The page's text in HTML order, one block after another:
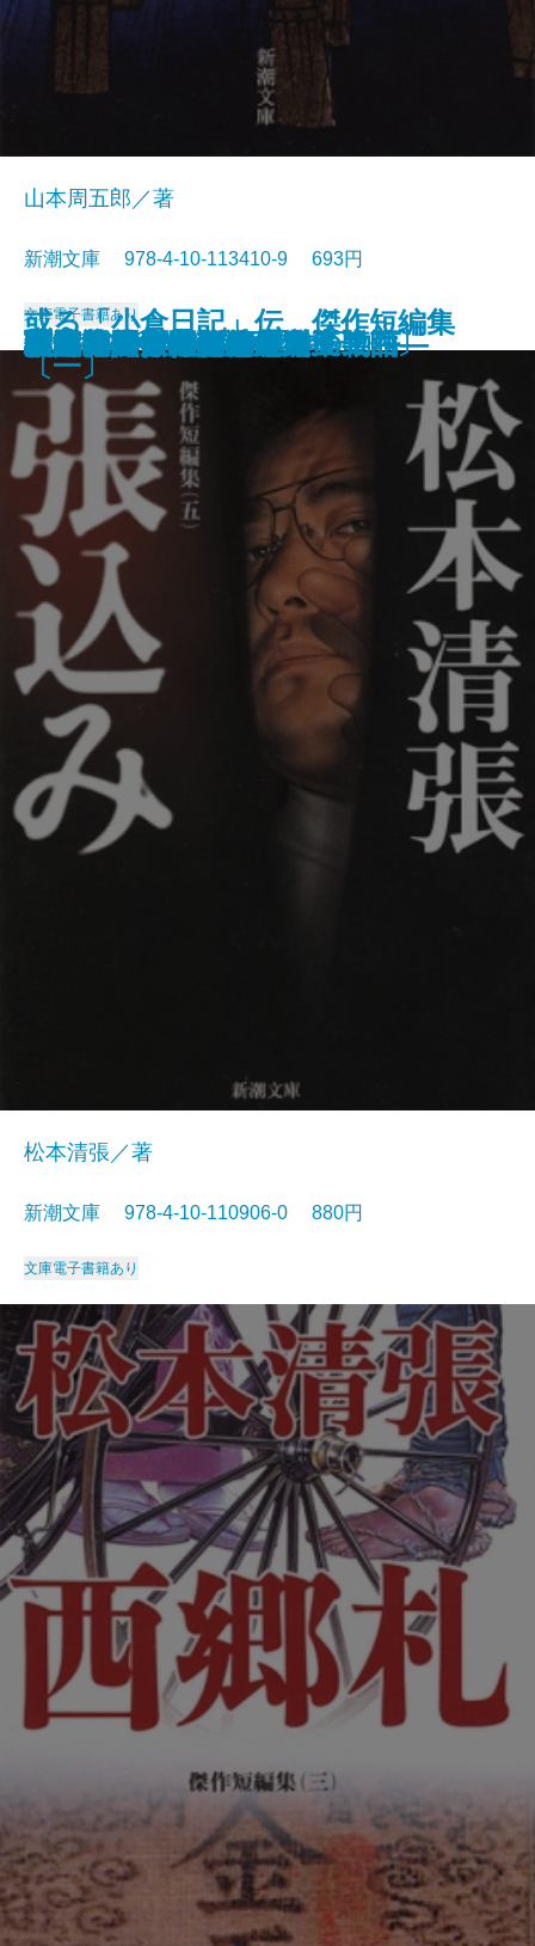
原色の街・驟雨
虚空遍歴〔上〕
質屋の女房
獣の戯れ
歪んだ複写―税務署殺人事件―
どくとるマンボウ昆虫記
日本語の年輪
わるいやつら〔下〕
わるいやつら〔上〕
さぶ
山本周五郎／著
新潮文庫 978-4-10-113410-9 693円
文庫電子書籍あり
張込み 傑作短編集〔五〕
松本清張／著
新潮文庫 978-4-10-110906-0 880円
文庫電子書籍あり
西郷札 傑作短編集〔三〕
黒地の絵 傑作短編集〔二〕
幽霊―或る幼年と青春の物語―
佐渡流人行 傑作短編集〔四〕
助左衛門四代記
強力伝・孤島
駅路 傑作短編集〔六〕
敦煌
或る「小倉日記」伝 傑作短編集
〔一〕